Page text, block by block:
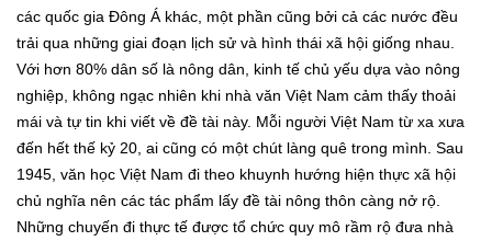
các quốc gia Đông Á khác, một phần cũng bởi cả các nước đều
trải qua những giai đoạn lịch sử và hình thái xã hội giống nhau.
Với hơn 80% dân số là nông dân, kinh tế chủ yếu dựa vào nông
nghiệp, không ngạc nhiên khi nhà văn Việt Nam cảm thấy thoải
mái và tự tin khi viết về đề tài này. Mỗi người Việt Nam từ xa xưa
đến hết thế kỷ 20, ai cũng có một chút làng quê trong mình. Sau
1945, văn học Việt Nam đi theo khuynh hướng hiện thực xã hội
chủ nghĩa nên các tác phẩm lấy đề tài nông thôn càng nở rộ.
Những chuyến đi thực tế được tổ chức quy mô rầm rộ đưa nhà